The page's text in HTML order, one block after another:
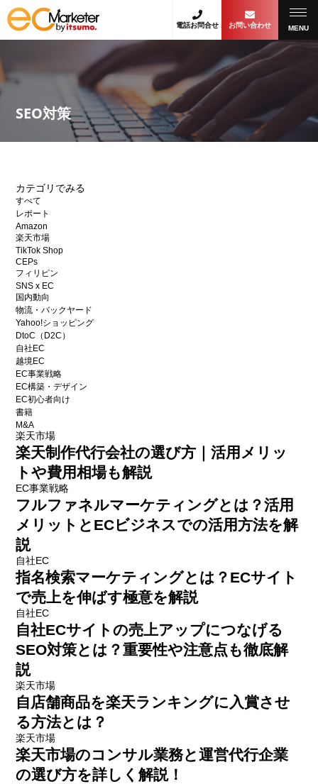
電話お問合せ お問い合わせ MENU
SEO対策
カテゴリでみる
すべて
レポート
Amazon
楽天市場
TikTok Shop
CEPs
フィリピン
SNS x EC
国内動向
物流・バックヤード
Yahoo!ショッピング
DtoC（D2C）
自社EC
越境EC
EC事業戦略
EC構築・デザイン
EC初心者向け
書籍
M&A
楽天市場
楽天制作代行会社の選び方｜活用メリッ
トや費用相場も解説
EC事業戦略
フルファネルマーケティングとは？活用
メリットとECビジネスでの活用方法を解
説
自社EC
指名検索マーケティングとは？ECサイト
で売上を伸ばす極意を解説
自社EC
自社ECサイトの売上アップにつなげる
SEO対策とは？重要性や注意点も徹底解
説
楽天市場
自店舗商品を楽天ランキングに入賞させ
る方法とは？
楽天市場
楽天市場のコンサル業務と運営代行企業
の選び方を詳しく解説！